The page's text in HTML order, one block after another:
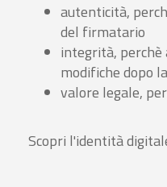
autenticità,
del firmatario
integrità, perchè
modifiche dopo
valore legale,
Scopri l'identità